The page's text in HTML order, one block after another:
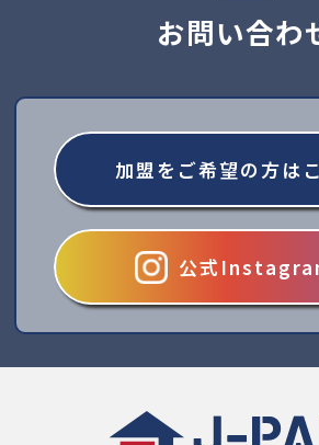
お問い合わ
加盟をご希望の方は
公式